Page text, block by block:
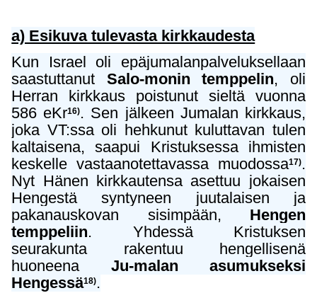
a) Esikuva tulevasta kirkkaudesta
Kun Israel oli epäjumalanpalveluksellaan
saastuttanut Salo-monin temppelin, oli
Herran kirkkaus poistunut sieltä vuonna
586 eKr16). Sen jälkeen Jumalan kirkkaus,
joka VT:ssa oli hehkunut kuluttavan tulen
kaltaisena, saapui Kristuksessa ihmisten
keskelle vastaanotettavassa muodossa17).
Nyt Hänen kirkkautensa asettuu jokaisen
Hengestä syntyneen juutalaisen ja
pakanauskovan sisimpään, Hengen
temppeliin. Yhdessä Kristuksen
seurakunta rakentuu hengellisenä
huoneena Ju-malan asumukseksi
Hengessä18).